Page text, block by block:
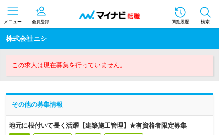
メニュー 会員登録 閲覧履歴 検索
株式会社ニシ
この求人は現在募集を行っていません。
その他の募集情報
地元に根付いて長く活躍【建築施工管理】★有資格者限定募集